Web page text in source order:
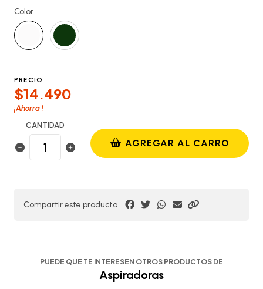
Color
PRECIO
$14.490
¡Ahorra!
CANTIDAD
AGREGAR AL CARRO
Compartir este producto
PUEDE QUE TE INTERESEN OTROS PRODUCTOS DE
Aspiradoras